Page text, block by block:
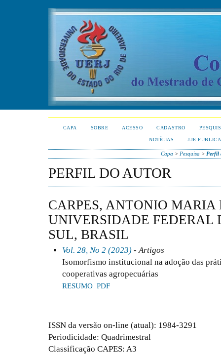
CAPA SOBRE ACESSO CADASTRO
NOTÍCIAS ##E-
Capa > Pesquisa > Perfil
PERFIL DO AUTOR
CARPES, ANTONIO MARIA
UNIVERSIDADE FEDERAL
SUL, BRASIL
Vol. 28, No 2 (2023) - Artigos
Isomorfismo institucional na adoção das
cooperativas agropecuárias
RESUMO PDF
ISSN da versão on-line (atual): 1984-3291
Periodicidade: Quadrimestral
Classificação CAPES: A3